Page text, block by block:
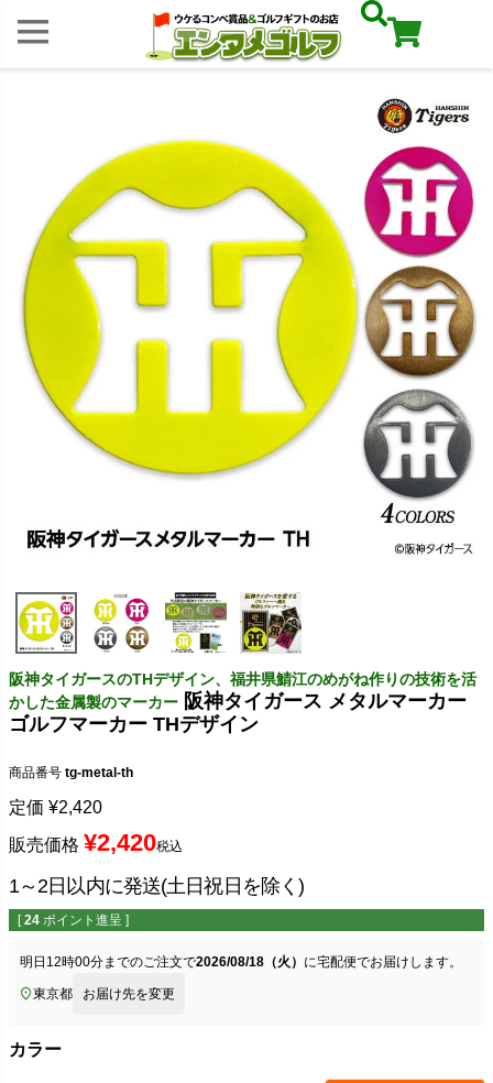
阪神タイガースのTHデザイン、福井県鯖江のめがね作りの技術を活
かした金属製のマーカー 阪神タイガース メタルマーカー
ゴルフマーカー THデザイン
商品番号 tg-metal-th
定価 ¥2,420
販売価格 ¥2,420税込
1～2日以内に発送(土日祝日を除く)
[ 24 ポイント進呈 ]
明日 12時00分までのご注文で2026/08/18（火） に宅配便でお届けします。
東京都 お届け先を変更
カラー